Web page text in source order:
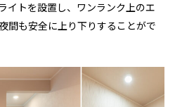
イトを設置し、ワンランク上のエ
間も安全に上り下りすることがで